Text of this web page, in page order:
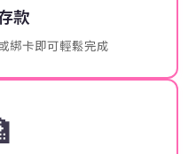
款
綁卡即可輕鬆完成